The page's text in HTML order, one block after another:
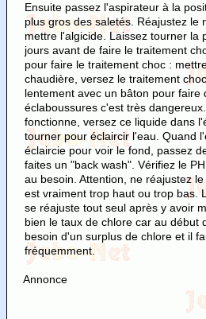
Ensuite passez l'aspirateur à la
plus gros des saletés. Réajustez le
mettre l'algicide. Laissez tourner la
jours avant de faire le traitement
pour faire le traitement choc :
chaudière, versez le traitement
lentement avec un bâton pour faire
éclaboussures c'est très
fonctionne, versez ce liquide dans
tourner pour éclaircir l'eau. Quand
éclaircie pour voir le fond, passez
faites un "back wash". Vérifiez le
au besoin. Attention, ne réajustez
est vraiment trop haut ou trop bas.
se réajuste tout seul après y avoir
bien le taux de chlore car au début
besoin d'un surplus de chlore et il
fréquemment.
Annonce